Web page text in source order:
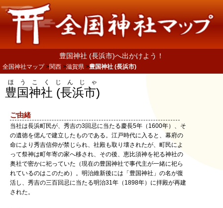
豊国神社 (長浜市)へ出かけよう！
全国神社マップ 関西 滋賀県 豊国神社 (長浜市)
豊国神社 (長浜市)
ほうこくじんじゃ
ご由緒
当社は長浜町民が、秀吉の3回忌に当たる慶長5年（1600年）、そ
の遺徳を偲んで建立したものである。江戸時代に入ると、幕府の
命により秀吉信仰が禁じられ、社殿も取り壊されたが、町民によ
って祭神は町年寄の家へ移され、その後、恵比須神を祀る神社の
奥社で密かに祀っていた（現在の豊国神社で事代主が一緒に祀ら
れているのはこのため）。明治維新後には「豊国神社」の名が復
活し、秀吉の三百回忌に当たる明治31年（1898年）に拝殿が再建
された。